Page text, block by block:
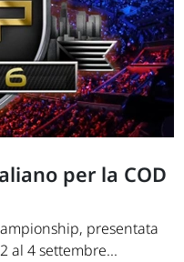
per la COD
presentata
al 4 settembre...